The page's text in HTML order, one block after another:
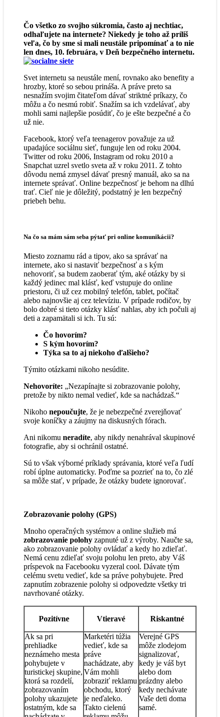
Čo všetko zo svojho súkromia, často aj nechtiac,
odhaľujete na internete? Niekedy je toho až príliš
veľa, čo by sme si mali neustále pripomínať a to nie
len dnes, 10. februára, v Deň bezpečného internetu.
Svet internetu sa neustále mení, rovnako ako benefity a
hrozby, ktoré so sebou prináša. A práve preto sa
nesnažím svojim čitateľom dávať striktné príkazy, čo
môžu a čo nesmú robiť. Snažím sa ich vzdelávať, aby
mohli sami najlepšie posúdiť, čo je ešte bezpečné a čo
už nie.
Facebook, ktorý veľa teenagerov považuje za už
upadajúce sociálnu sieť, funguje len od roku 2004.
Twitter od roku 2006, Instagram od roku 2010 a
Snapchat uzrel svetlo sveta až v roku 2011. Z tohto
dôvodu nemá zmysel dávať presný manuál, ako sa na
internete správať. Online bezpečnosť je behom na dlhú
trať. Cieľ nie je dôležitý, podstatný je len bezpečný
priebeh behu.
Na čo sa mám sám seba pýtať pri online komunikácii?
Miesto zoznamu rád a tipov, ako sa správať na
internete, ako si nastaviť bezpečnosť a s kým
nehovoriť, sa budem zaoberať tým, aké otázky by si
každý jedinec mal klásť, keď vstupuje do online
priestoru, či už cez mobilný telefón, tablet, počítač
alebo najnovšie aj cez televíziu. V prípade rodičov, by
bolo dobré si tieto otázky klásť nahlas, aby ich počuli aj
deti a zapamätali si ich. Tu sú:
Čo hovorím?
S kým hovorím?
Týka sa to aj niekoho ďalšieho?
Týmito otázkami nikoho nesúdite.
Nehovoríte: „Nezapínajte si zobrazovanie polohy,
pretože by nikto nemal vedieť, kde sa nachádzaš.“
Nikoho nepoučujte, že je nebezpečné zverejňovať
svoje koníčky a záujmy na diskusných fórach.
Ani nikomu neradíte, aby nikdy nenahrával skupinové
fotografie, aby si ochránil ostatné.
Sú to však výborné príklady správania, ktoré veľa ľudí
robí úplne automaticky. Poďme sa pozrieť na to, čo zlé
sa môže stať, v prípade, že otázky budete ignorovať.
Zobrazovanie polohy (GPS)
Mnoho operačných systémov a online služieb má
zobrazovanie polohy zapnuté už z výroby. Naučte sa,
ako zobrazovanie polohy ovládať a kedy ho zdieľať.
Nemá cenu zdieľať svoju polohu len preto, aby Váš
príspevok na Facebooku vyzeral cool. Dávate tým
celému svetu vedieť, kde sa práve pohybujete. Pred
zapnutím zobrazenie polohy si odpovedzte všetky tri
navrhované otázky.
Pozitívne Vtieravé Riskantné
Ak sa pri
prehliadke
neznámeho mesta
pohybujete v
turistickej skupine,
ktorá sa rozdelí,
zobrazovaním
polohy ukazujete
ostatným, kde sa
Marketéri túžia
vedieť, kde sa
práve
nachádzate, aby
Vám mohli
zobraziť reklamu
obchodu, ktorý
je neďaleko.
Takto cielenú
Verejné GPS
môže zlodejom
signalizovať,
kedy je váš byt
alebo dom
prázdny alebo
kedy nechávate
Vaše deti doma
samé.